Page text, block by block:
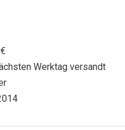
Werktag versandt